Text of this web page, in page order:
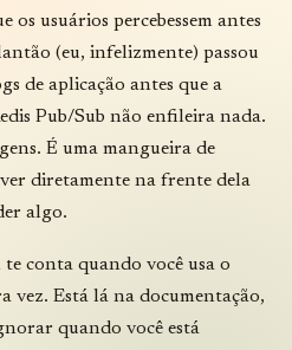
os usuários percebessem antes
(eu, infelizmente) passou
de aplicação antes que a
Pub/Sub não enfileira nada.
É uma mangueira de
diretamente na frente dela
algo.
te conta quando você usa o
vez. Está lá na documentação,
quando você está